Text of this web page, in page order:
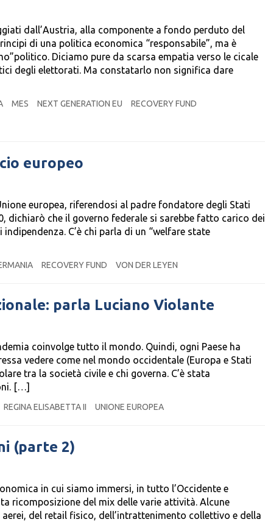
dall’Austria, alla componente a fondo perduto del
di una politica economica “responsabile”, ma è
Diciamo pure da scarsa empatia verso le cicale
degli elettorati. Ma constatarlo non significa dare
MES NEXT GENERATION EU
RECOVERY FUND
europeo
europea, riferendosi al padre fondatore degli Stati
dichiarò che il governo federale si sarebbe fatto carico dei
C’è chi parla di un “welfare state
RECOVERY FUND VON DER LEYEN
parla Luciano Violante
coinvolge tutto il mondo. Quindi, ogni Paese ha
vedere come nel mondo occidentale (Europa e Stati
tra la società civile e chi governa. C’è stata
[…]
REGINA ELISABETTA II UNIONE EUROPEA
(parte 2)
in cui siamo immersi, in tutto l’Occidente e
ricomposizione del mix delle varie attività. Alcune
del retail fisico, dell’intrattenimento collettivo e della